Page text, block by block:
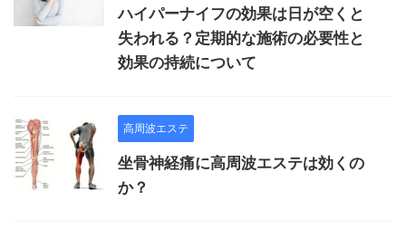
ハイパーナイフの効果は日が空くと
失われる？定期的な施術の必要性と
効果の持続について
高周波エステ
坐骨神経痛に高周波エステは効くの
か？